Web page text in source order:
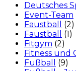
Deutsches
Event-Team
Faustball
(2)
Faustball
(1)
Fitgym (2)
Fitness und
Fußball
(9)